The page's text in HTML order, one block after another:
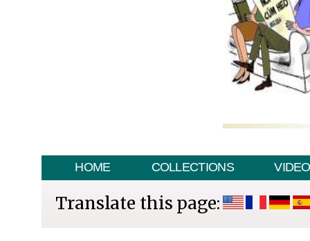
HOME COLLECTIONS VIDEO
Translate this page: